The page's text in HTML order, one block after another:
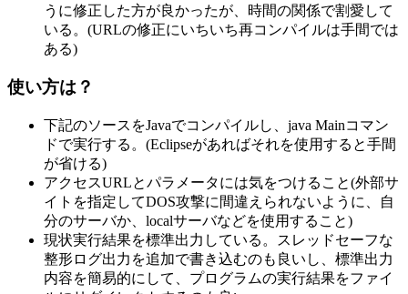
うに修正した方が良かったが、時間の関係で割愛して
いる。(URLの修正にいちいち再コンパイルは手間では
ある)
使い方は？
下記のソースをJavaでコンパイルし、java Mainコマン
ドで実行する。(Eclipseがあればそれを使用すると手間
が省ける)
アクセスURLとパラメータには気をつけること(外部サ
イトを指定してDOS攻撃に間違えられないように、自
分のサーバか、localサーバなどを使用すること)
現状実行結果を標準出力している。スレッドセーフな
整形ログ出力を追加で書き込むのも良いし、標準出力
内容を簡易的にして、プログラムの実行結果をファイ